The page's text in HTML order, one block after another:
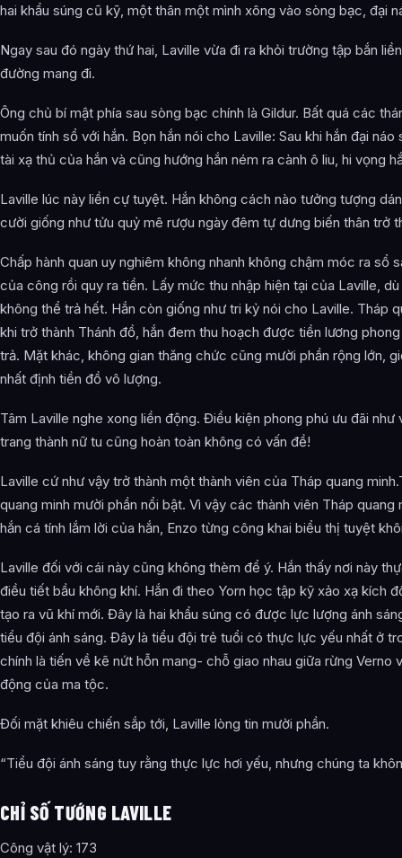
hai khẩu súng cũ kỹ, một thân một mình xông vào sòng bạc, đại
Ngay sau đó ngày thứ hai, Laville vừa đi ra khỏi trường tập bắn
đường mang đi.
Ông chủ bí mật phía sau sòng bạc chính là Gildur. Bất quá các
muốn tính sổ với hắn. Bọn hắn nói cho Laville: Sau khi hắn đại
tài xạ thủ của hắn và cũng hướng hắn ném ra cành ô liu, hi vọng
Laville lúc này liền cự tuyệt. Hắn không cách nào tưởng tượng
cười giống như tửu quỷ mê rượu ngày đêm tự dưng biến thân trở
Chấp hành quan uy nghiêm không nhanh không chậm móc ra sổ
của công rồi quy ra tiền. Lấy mức thu nhập hiện tại của Laville,
không thể trả hết. Hắn còn giống như tri kỷ nói cho Laville. Tháp
khi trở thành Thánh đồ, hắn đem thu hoạch được tiền lương
trả. Mặt khác, không gian thăng chức cũng mười phần rộng lớn,
nhất định tiền đồ vô lượng.
Tâm Laville nghe xong liền động. Điều kiện phong phú ưu đãi
trang thành nữ tu cũng hoàn toàn không có vấn đề!
Laville cứ như vậy trở thành một thành viên của Tháp quang
quang minh mười phần nổi bật. Vì vậy các thành viên Tháp
hắn cá tính lắm lời của hắn, Enzo từng công khai biểu thị tuyệt
Laville đối với cái này cũng không thèm để ý. Hắn thấy nơi này
điều tiết bầu không khí. Hắn đi theo Yorn học tập kỹ xảo xạ kích
tạo ra vũ khí mới. Đây là hai khẩu súng có được lực lượng ánh
tiểu đội ánh sáng. Đây là tiểu đội trẻ tuổi có thực lực yếu nhất ở
chính là tiến về kẽ nứt hỗn mang- chỗ giao nhau giữa rừng Verno
động của ma tộc.
Đối mặt khiêu chiến sắp tới, Laville lòng tin mười phần.
“Tiểu đội ánh sáng tuy rằng thực lực hơi yếu, nhưng chúng ta
CHỈ SỐ TƯỚNG LAVILLE
Công vật lý: 173